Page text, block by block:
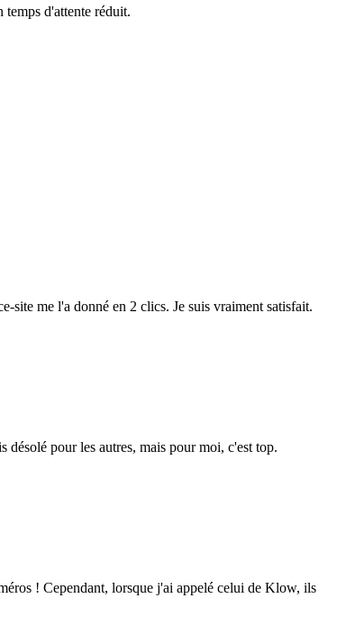
d'attente réduit.
me l'a donné en 2 clics. Je suis vraiment satisfait.
pour les autres, mais pour moi, c'est top.
! Cependant, lorsque j'ai appelé celui de Klow, ils